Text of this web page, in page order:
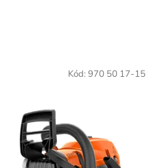
Kód: 970 50 17-15